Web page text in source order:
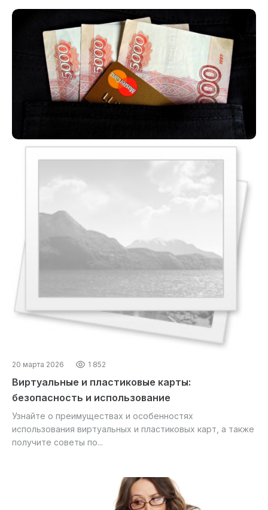
20 марта 2026 1 852
Виртуальные и пластиковые карты:
безопасность и использование
Узнайте о преимуществах и особенностях
использования виртуальных и пластиковых карт, а также
получите советы по...